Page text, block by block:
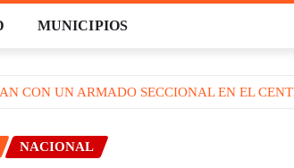
MUNICIPIOS
CON UN ARMADO SECCIONAL EN EL
NACIONAL